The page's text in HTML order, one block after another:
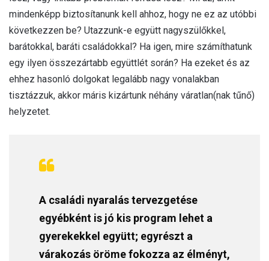
mindenképp biztosítanunk kell ahhoz, hogy ne ez az utóbbi
következzen be? Utazzunk-e együtt nagyszülőkkel,
barátokkal, baráti családokkal? Ha igen, mire számíthatunk
egy ilyen összezártabb együttlét során? Ha ezeket és az
ehhez hasonló dolgokat legalább nagy vonalakban
tisztázzuk, akkor máris kizártunk néhány váratlan(nak tűnő)
helyzetet.
A családi nyaralás tervezgetése
egyébként is jó kis program lehet a
gyerekekkel együtt; egyrészt a
várakozás öröme fokozza az élményt,